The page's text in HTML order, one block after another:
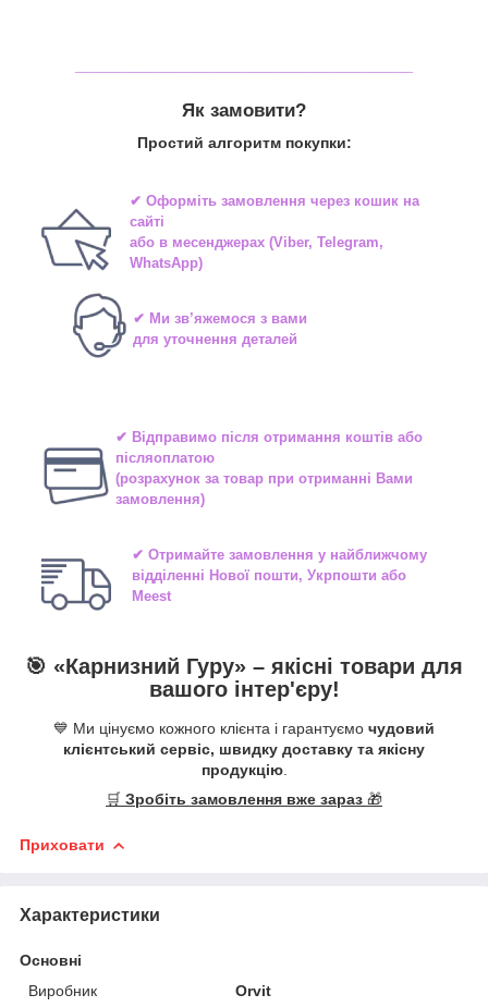
Як замовити?
Простий алгоритм покупки:
✔ Оформіть замовлення через кошик на
сайті
або в месенджерах(Viber, Telegram,
WhatsApp)
✔ Ми зв’яжемося з вами
для уточнення деталей
✔ Відправимо після отримання коштів або
післяоплатою
(розрахунок за товар при отриманні Вами
замовлення)
✔ Отримайте замовлення у найближчому
відділенні Нової пошти, Укрпошти або
Meest
🎯 «Карнизний Гуру» – якісні товари для
вашого інтер'єру!
💙 Ми цінуємо кожного клієнта і гарантуємо чудовий
клієнтський сервіс, швидку доставку та якісну
продукцію.
🛒 Зробіть замовлення вже зараз 🎁
Приховати
Характеристики
Основні
Виробник
Orvit